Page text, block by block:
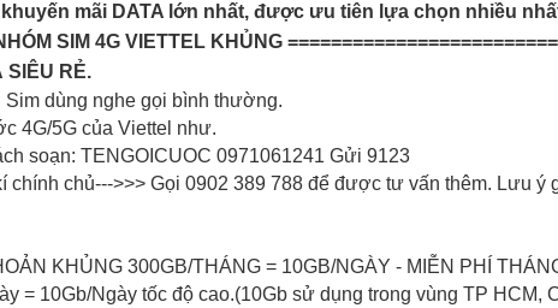
mãi DATA lớn nhất, được ưu tiên lựa chọn nhiều
SIM 4G VIETTEL KHỦNG
SIÊU RẺ.
Sim dùng nghe gọi bình thường.
4G/5G của Viettel như.
soạn: TENGOICUOC 0971061241 Gửi 9123
chính chủ--->>> Gọi 0902 389 788 để được tư vấn thêm. Lưu ý
KHỦNG 300GB/THÁNG = 10GB/NGÀY - MIỄN PHÍ
= 10Gb/Ngày tốc độ cao.(10Gb sử dụng trong vùng TP HCM,